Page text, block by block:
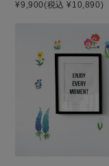
¥9,900(税込 ¥10,890)